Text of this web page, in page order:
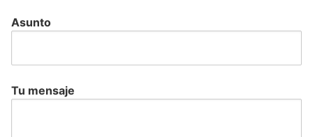
Asunto
Tu mensaje